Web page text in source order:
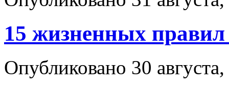
15 жизненных
Опубликовано 30